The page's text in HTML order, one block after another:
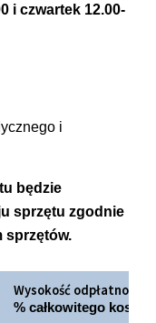
i czwartek 12.00-
i
będzie
sprzętu zgodnie
sprzętów.
Wysokość odpłatności
% całkowitego kosztu